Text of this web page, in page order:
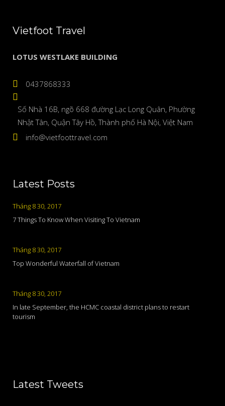
Vietfoot Travel
LOTUS WESTLAKE BUILDING
0437868333
Số Nhà 16B, ngõ 668 đường Lạc Long Quân, Phường
Nhật Tân, Quận Tây Hồ, Thành phố Hà Nội, Việt Nam
info@vietfoottravel.com
Latest Posts
Tháng 8 30, 2017
7 Things To Know When Visiting To Vietnam
Tháng 8 30, 2017
Top Wonderful Waterfall of Vietnam
Tháng 8 30, 2017
In late September, the HCMC coastal district plans to restart
tourism
Latest Tweets